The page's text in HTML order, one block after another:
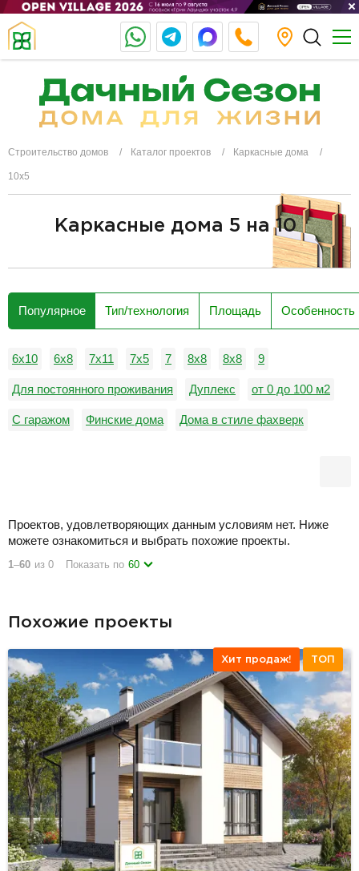
Строительство домов Каталог проектов Каркасные дома
10x5
Каркасные дома 5 на 10
Популярное Тип/технология Площадь Особенность
6x10 6х8 7x11 7x5 7 8x8 8х8 9
Для постоянного проживания Дуплекс от 0 до 100 м2
С гаражом Финские дома Дома в стиле фахверк
1–60 из 0 Показать по 60
Проектов, удовлетворяющих данным условиям нет. Ниже
можете ознакомиться и выбрать похожие проекты.
Похожие проекты
Хит продаж! ТОП